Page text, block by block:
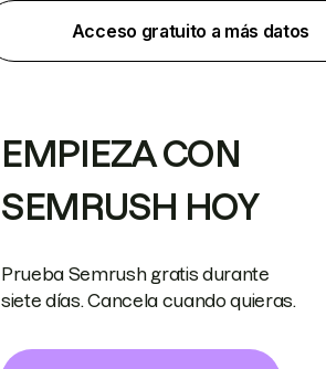
Acceso gratuito a más datos
EMPIEZA CON
SEMRUSH HOY
Prueba Semrush gratis durante
siete días. Cancela cuando quieras.